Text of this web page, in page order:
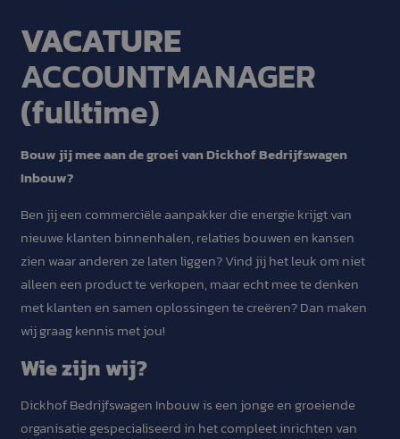
VACATURE
ACCOUNTMANAGER
(fulltime)
Bouw jij mee aan de groei van Dickhof Bedrijfswagen
Inbouw?
Ben jij een commerciële aanpakker die energie krijgt van
nieuwe klanten binnenhalen, relaties bouwen en kansen
zien waar anderen ze laten liggen? Vind jij het leuk om niet
alleen een product te verkopen, maar echt mee te denken
met klanten en samen oplossingen te creëren? Dan maken
wij graag kennis met jou!
Wie zijn wij?
Dickhof Bedrijfswagen Inbouw is een jonge en groeiende
organisatie gespecialiseerd in het compleet inrichten van